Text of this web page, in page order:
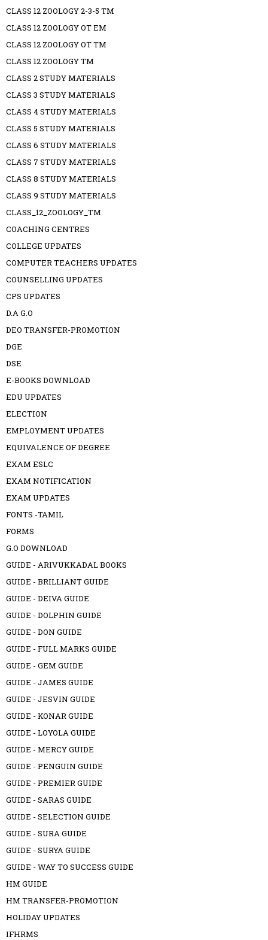
CLASS 12 ZOOLOGY 2-3-5 TM
CLASS 12 ZOOLOGY OT EM
CLASS 12 ZOOLOGY OT TM
CLASS 12 ZOOLOGY TM
CLASS 2 STUDY MATERIALS
CLASS 3 STUDY MATERIALS
CLASS 4 STUDY MATERIALS
CLASS 5 STUDY MATERIALS
CLASS 6 STUDY MATERIALS
CLASS 7 STUDY MATERIALS
CLASS 8 STUDY MATERIALS
CLASS 9 STUDY MATERIALS
CLASS_12_ZOOLOGY_TM
COACHING CENTRES
COLLEGE UPDATES
COMPUTER TEACHERS UPDATES
COUNSELLING UPDATES
CPS UPDATES
D.A G.O
DEO TRANSFER-PROMOTION
DGE
DSE
E-BOOKS DOWNLOAD
EDU UPDATES
ELECTION
EMPLOYMENT UPDATES
EQUIVALENCE OF DEGREE
EXAM ESLC
EXAM NOTIFICATION
EXAM UPDATES
FONTS -TAMIL
FORMS
G.O DOWNLOAD
GUIDE - ARIVUKKADAL BOOKS
GUIDE - BRILLIANT GUIDE
GUIDE - DEIVA GUIDE
GUIDE - DOLPHIN GUIDE
GUIDE - DON GUIDE
GUIDE - FULL MARKS GUIDE
GUIDE - GEM GUIDE
GUIDE - JAMES GUIDE
GUIDE - JESVIN GUIDE
GUIDE - KONAR GUIDE
GUIDE - LOYOLA GUIDE
GUIDE - MERCY GUIDE
GUIDE - PENGUIN GUIDE
GUIDE - PREMIER GUIDE
GUIDE - SARAS GUIDE
GUIDE - SELECTION GUIDE
GUIDE - SURA GUIDE
GUIDE - SURYA GUIDE
GUIDE - WAY TO SUCCESS GUIDE
HM GUIDE
HM TRANSFER-PROMOTION
HOLIDAY UPDATES
IFHRMS